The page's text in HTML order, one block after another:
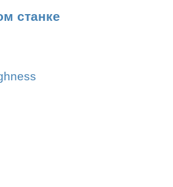
станке